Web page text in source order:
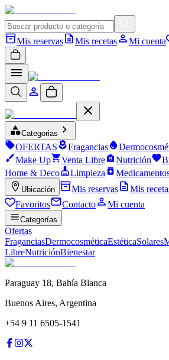
Mis reservas Mis recetas Mi cuenta
Categorias
OFERTAS Fragancias
Make Up
Venta Libre Nutrición
Home & Deco
Limpieza
Ubicación Mis reservas
Mis
Favoritos
Contacto Mi cuenta
Categorías
Ofertas
FraganciasDermocosméticaEstéticaSolares
LibreNutriciónBienestar
Paraguay 18, Bahía Blanca
Buenos Aires, Argentina
+54 9 11 6505-1541